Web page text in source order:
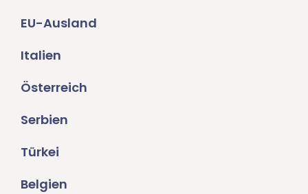
EU-Ausland
Italien
Österreich
Serbien
Türkei
Belgien